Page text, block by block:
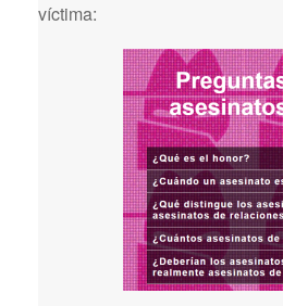
víctima: